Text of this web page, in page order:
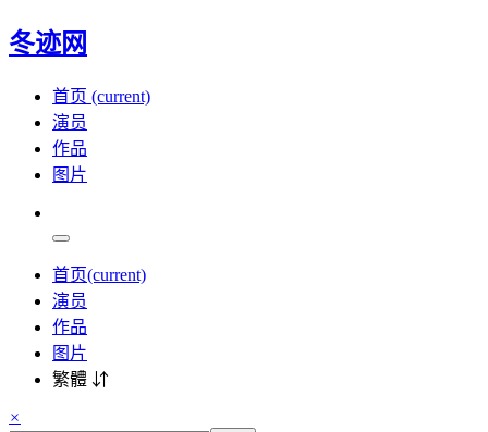
冬迹网
首页 (current)
演员
作品
图片
首页(current)
演员
作品
图片
繁體 ⇵
×